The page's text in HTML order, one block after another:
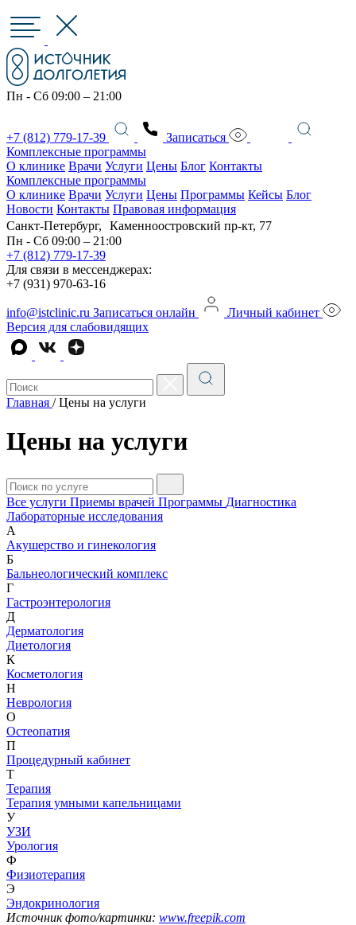
Пн - Сб 09:00 – 21:00
+7 (812) 779-17-39
Записаться
Комплексные программы
О клинике Врачи Услуги Цены Блог Контакты
Комплексные программы
О клинике Врачи Услуги Цены Программы Кейсы Блог
Новости Контакты Правовая информация
Санкт-Петербург, Каменноостровский пр-кт, 77
Пн - Сб 09:00 – 21:00
+7 (812) 779-17-39
Для связи в мессенджерах:
+7 (931) 970-63-16
info@istclinic.ru Записаться онлайн
Личный кабинет
Версия для слабовидящих
Главная / Цены на услуги
Цены на услуги
Все услуги Приемы врачей Программы Диагностика
Лабораторные исследования
А
Акушерство и гинекология
Б
Бальнеологический комплекс
Г
Гастроэнтерология
Д
Дерматология
Диетология
К
Косметология
Н
Неврология
О
Остеопатия
П
Процедурный кабинет
Т
Терапия
Терапия умными капельницами
У
УЗИ
Урология
Ф
Физиотерапия
Э
Эндокринология
Источник фото/картинки: www.freepik.com